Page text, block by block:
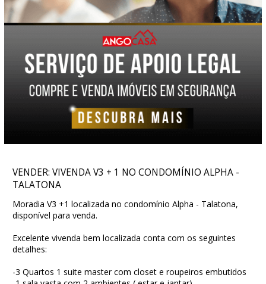
VENDER: VIVENDA V3 + 1 NO CONDOMÍNIO ALPHA -
TALATONA
Moradia V3 +1 localizada no condomínio Alpha - Talatona,
disponível para venda.
Excelente vivenda bem localizada conta com os seguintes
detalhes:
-3 Quartos 1 suite master com closet e roupeiros embutidos